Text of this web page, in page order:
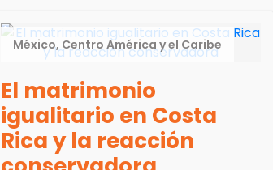
México, Centro América y el Caribe
El matrimonio
igualitario en Costa
Rica y la reacción